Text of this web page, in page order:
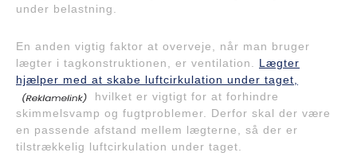
under belastning.
En anden vigtig faktor at overveje, når man bruger
lægter i tagkonstruktionen, er ventilation. Lægter
hjælper med at skabe luftcirkulation under taget,
hvilket er vigtigt for at forhindre
skimmelsvamp og fugtproblemer. Derfor skal der være
en passende afstand mellem lægterne, så der er
tilstrækkelig luftcirkulation under taget.